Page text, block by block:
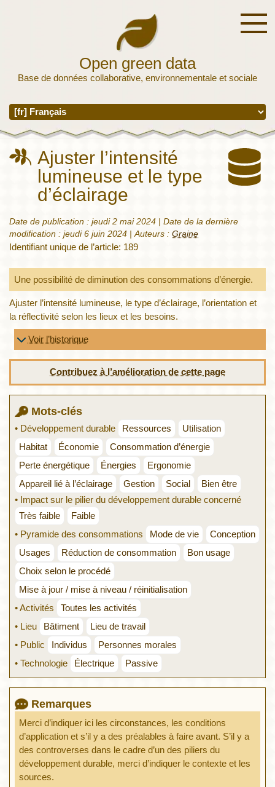
Open green data
Base de données collaborative, environnementale et sociale
Ajuster l’intensité
lumineuse et le type
d’éclairage
Date de publication :jeudi 2 mai 2024 | Date de la dernière
modification :jeudi 6 juin 2024 |Auteurs :Graine
Identifiant unique de l’article: 189
Une possibilité de diminution des consommations d’énergie.
Ajuster l’intensité lumineuse, le type d’éclairage, l’orientation et
la réflectivité selon les lieux et les besoins.
Voir l’historique
Contribuez à l’amélioration de cette page
Mots-clés
• Développement durable Ressources
Utilisation
Habitat
Économie
Consommation d’énergie
Perte énergétique
Énergies
Ergonomie
Appareil lié à l’éclairage
Gestion Social
Bien être
• Impact sur le pilier du développement durable concerné
Très faible
Faible
• Pyramide des consommations
Mode de vie
Conception
Usages
Réduction de consommation
Bon usage
Choix selon le procédé
Mise à jour / mise à niveau / réinitialisation
• Activités
Toutes les activités
• Lieu
Bâtiment
Lieu de travail
• Public
Individus
Personnes morales
• Technologie
Électrique Passive
Remarques
Merci d’indiquer ici les circonstances, les conditions
d’application et s’il y a des préalables à faire avant. S’il y a
des controverses dans le cadre d’un des piliers du
développement durable, merci d’indiquer le contexte et les
sources.